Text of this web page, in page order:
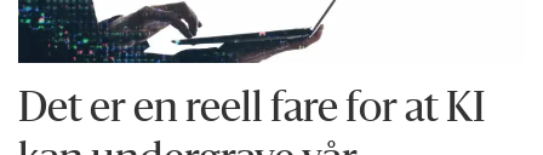
Det er en reell fare for at KI